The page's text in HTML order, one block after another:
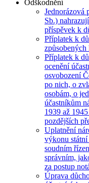
Odškodnění
Jednorázová
Sb.)
příspěvek k
Příplatek k
Příplatek k
ocenění
osvobození
po nich, o
osobám, o
účastníkům
1939 až
pozdějších
Uplatnění
výkonu
soudním
správním,
za postup
Úprava